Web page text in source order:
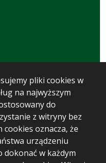
pliki cookies w
na najwyższym
do
z witryny bez
cookies oznacza, że
urządzeniu
dokonać w każdym